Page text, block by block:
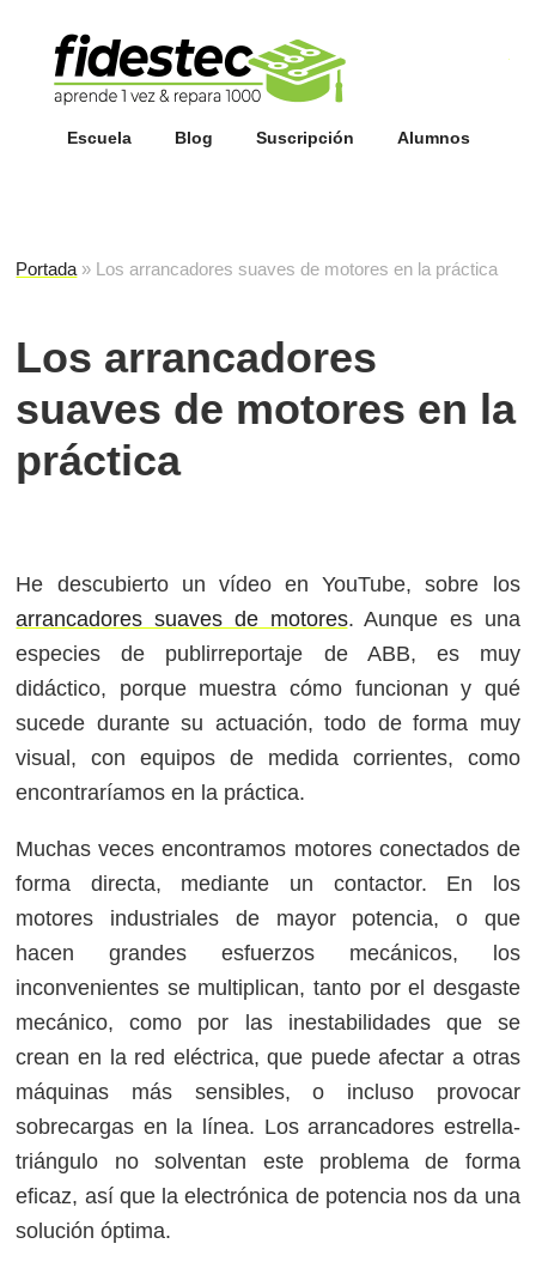
Escuela Blog Suscripción Alumnos
Portada » Los arrancadores suaves de motores en la práctica
Los arrancadores
suaves de motores en la
práctica
He descubierto un vídeo en YouTube, sobre los
arrancadores suaves de motores. Aunque es una
especies de publirreportaje de ABB, es muy
didáctico, porque muestra cómo funcionan y qué
sucede durante su actuación, todo de forma muy
visual, con equipos de medida corrientes, como
encontraríamos en la práctica.
Muchas veces encontramos motores conectados de
forma directa, mediante un contactor. En los
motores industriales de mayor potencia, o que
hacen grandes esfuerzos mecánicos, los
inconvenientes se multiplican, tanto por el desgaste
mecánico, como por las inestabilidades que se
crean en la red eléctrica, que puede afectar a otras
máquinas más sensibles, o incluso provocar
sobrecargas en la línea. Los arrancadores estrella-
triángulo no solventan este problema de forma
eficaz, así que la electrónica de potencia nos da una
solución óptima.